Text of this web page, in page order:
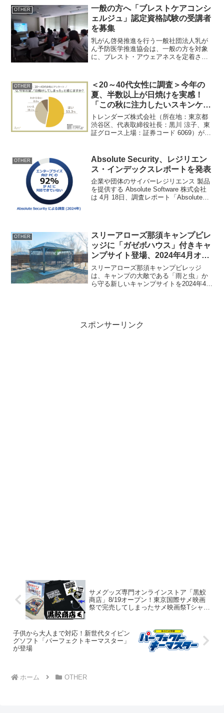
たしました。日をめくるごとに遺言書に
ついて学べ、30日...
OTHER
一般の方へ「ブレストケアコンシ
ェルジュ」認定資格試験の受講者
を募集
乳がん啓発推進を行う一般社団法人乳が
ん予防医学推進協会は、一般の方を対象
に、ブレスト・アウェアネスを定着させ
く周知させてまいります。現在、受講者
を2024年6月7日まで...
OTHER
＜20～40代女性に調査＞今年の
夏、半数以上が日焼けを実感！
「この秋に注力したいスキンケ
ア」気になる1位は？
トレンダーズ株式会社（所在地：東京都
渋谷区、代表取締役社長：黒川 涼子、東
証グロース上場：証券コード 6069）が運
）は、20～40代の女性360名を対象に、
今年...
OTHER
Absolute Security、レジリエン
ス・インデックスレポートを発表
企業や団体のサイバーレジリエンス 製品
を提供する Absolute Software 株式会社
は 4月 18日、調査レポート「Absolute
OTHER
スリーアローズ那須キャンプビレ
ッジに「ガゼボハウス」付きキャ
ンプサイト登場、2024年4月オー
プン！
スリーアローズ那須キャンプビレッジ
は、キャンプの大敵である「雨と虫」か
ら守る新しいキャンプサイトを2024年4月
スポンサーリンク
サメグッズ専門オンラインストア「黒鮫
商店」8/19オープン！東京国際サメ映画
祭で完売してしまったサメ映画祭Tシャツ
子供から大人まで対応！新世代タイピン
グソフト「パーフェクトキーマスター」
が登場
ホーム OTHER